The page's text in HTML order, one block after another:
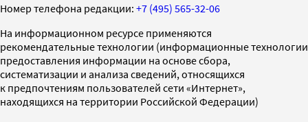
Номер телефона редакции: +7 (495) 565-32-06
На информационном ресурсе применяются
рекомендательные технологии (информационные технологии
предоставления информации на основе сбора,
систематизации и анализа сведений, относящихся
к предпочтениям пользователей сети «Интернет»,
находящихся на территории Российской Федерации)